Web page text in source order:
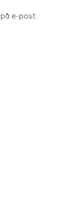
e-post: